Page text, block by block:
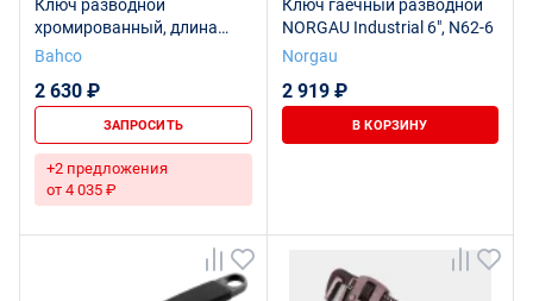
Ключ разводной
хромированный, длина
110/захват 13 мм
Bahco
2 630 ₽
ЗАПРОСИТЬ
+2 предложения
от 4 035 ₽
Ключ гаечный разводной
NORGAU Industrial 6", N62-6
Norgau
2 919 ₽
В КОРЗИНУ